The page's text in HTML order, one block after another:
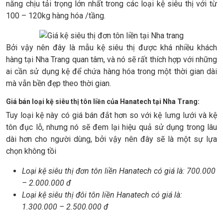
năng chịu tải trọng lớn nhất trong các loại kệ siêu thị với từ
100 – 120kg hàng hóa /tầng.
Bởi vậy nên đây là mẫu kệ siêu thị được khá nhiều khách
hàng tại Nha Trang quan tâm, và nó sẽ rất thích hợp với những
ai cần sử dụng kệ để chứa hàng hóa trong một thời gian dài
mà vẫn bền đẹp theo thời gian.
Giá bán loại kệ siêu thị tôn liền của Hanatech tại Nha Trang:
Tuy loại kệ này có giá bán đắt hơn so với kệ lưng lưới và kệ
tôn đục lỗ, nhưng nó sẽ đem lại hiệu quả sử dụng trong lâu
dài hơn cho người dùng, bởi vậy nên đây sẽ là một sự lựa
chọn không tồi
Loại kệ siêu thị đơn tôn liền Hanatech có giá là: 700.000
– 2.000.000 đ
Loại kệ siêu thị đôi tôn liền Hanatech có giá là:
1.300.000 – 2.500.000 đ